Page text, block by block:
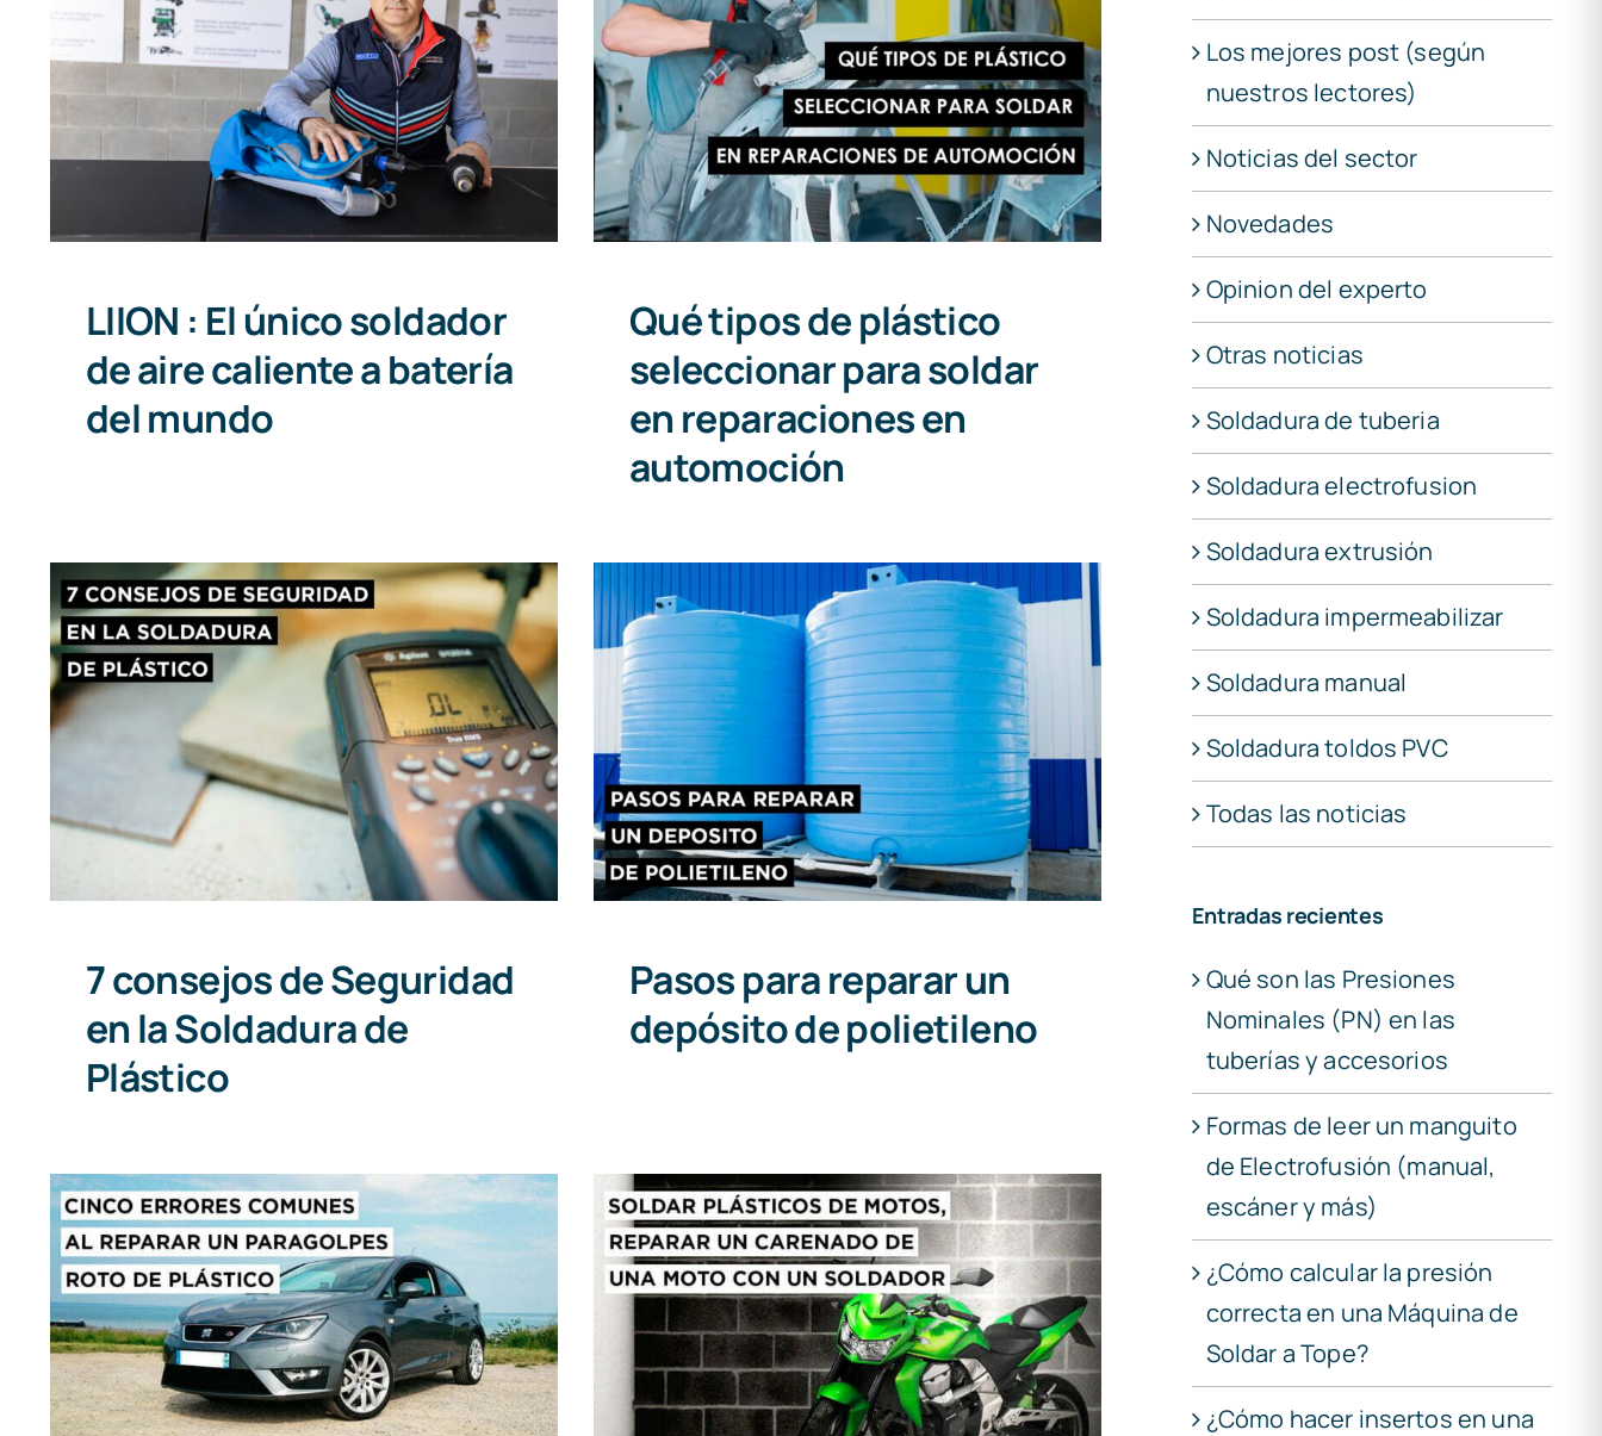
LIION : El único soldador de aire
caliente a batería del mundo
LIION : El único soldador
de aire caliente a batería
del mundo
Qué tipos de plástico
seleccionar para soldar en
reparaciones en automoción
Qué tipos de plástico
seleccionar para soldar
en reparaciones en
automoción
7 consejos de Seguridad en la
Soldadura de Plástico
7 consejos de Seguridad
en la Soldadura de
Plástico
Pasos para reparar un depósito
de polietileno
Pasos para reparar un
depósito de polietileno
Cinco errores comunes al
reparar un paragolpes roto de
plástico
Soldar plásticos de motos:
reparar el carenado de una
moto con un soldador
Los mejores post (según
nuestros lectores)
Noticias del sector
Novedades
Opinion del experto
Otras noticias
Soldadura de tuberia
Soldadura electrofusion
Soldadura extrusión
Soldadura impermeabilizar
Soldadura manual
Soldadura toldos PVC
Todas las noticias
Entradas recientes
Qué son las Presiones
Nominales (PN) en las
tuberías y accesorios
Formas de leer un manguito
de Electrofusión (manual,
escáner y más)
¿Cómo calcular la presión
correcta en una Máquina de
Soldar a Tope?
¿Cómo hacer insertos en una